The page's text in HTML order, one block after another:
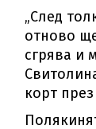
„След
отново
сгрява и
корт